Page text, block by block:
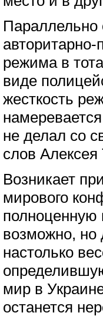
авторитарно-
режима в
виде
жесткость
не делал со
слов Алексея
Возникает
мирового
полноценную
возможно, но
настолько
мир в
останется